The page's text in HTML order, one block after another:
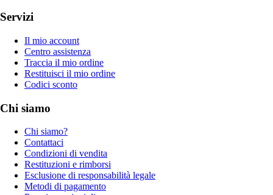
Servizi
Il mio account
Centro assistenza
Traccia il mio ordine
Restituisci il mio ordine
Codici sconto
Chi siamo
Chi siamo?
Contattaci
Condizioni di vendita
Restituzioni e rimborsi
Esclusione di responsabilità legale
Metodi di pagamento